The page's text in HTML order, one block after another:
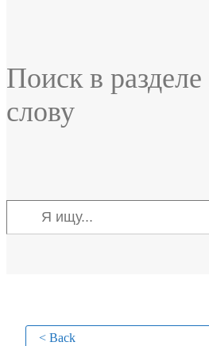
Поиск в
слову
< Back